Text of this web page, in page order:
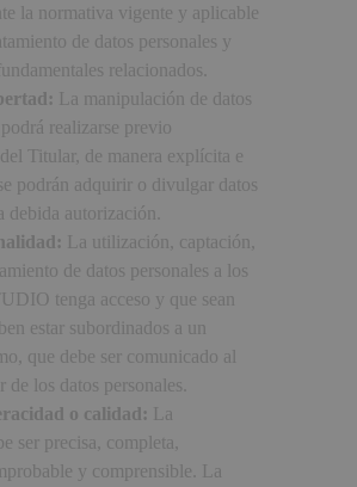
la normativa vigente y aplicable
de datos personales y
relacionados.
La manipulación de datos
realizarse previo
Titular, de manera explícita e
podrán adquirir o divulgar datos
debida autorización.
La utilización, captación,
de datos personales a los
tenga acceso y que sean
estar subordinados a un
que debe ser comunicado al
de los datos personales.
o calidad: La
ser precisa, completa,
y comprensible. La